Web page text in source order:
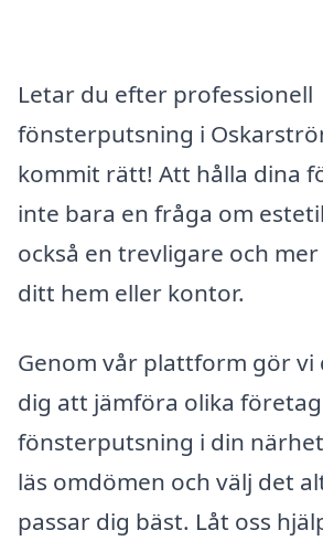
Letar du efter professionell
fönsterputsning i
kommit rätt! Att hålla dina
inte bara en fråga om
också en trevligare och
ditt hem eller kontor.
Genom vår plattform gör
dig att jämföra olika
fönsterputsning i din
läs omdömen och välj det
passar dig bäst. Låt oss